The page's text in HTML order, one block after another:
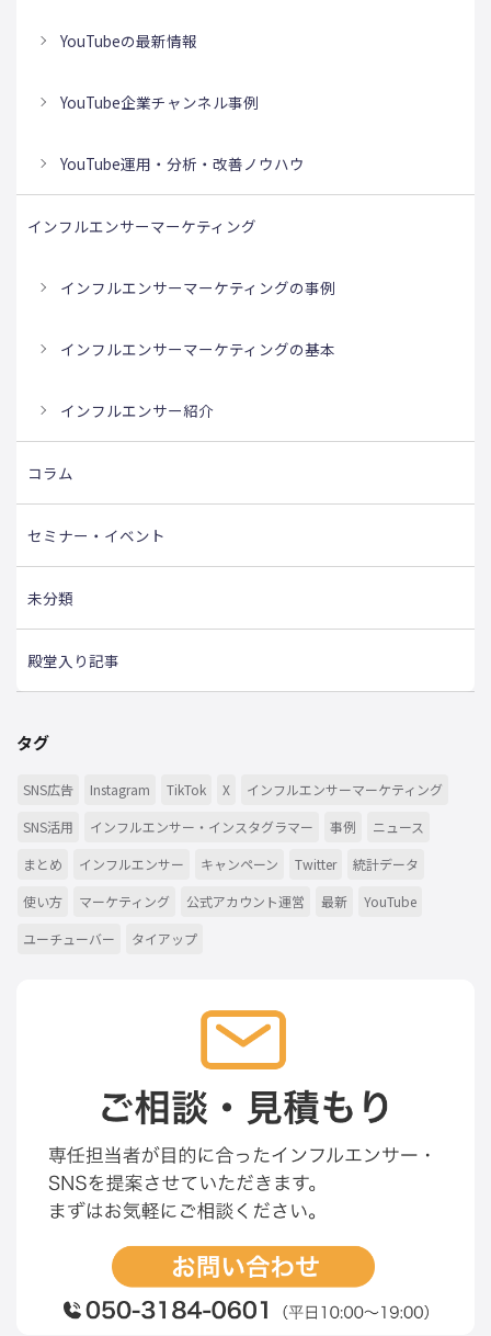
YouTubeの最新情報
YouTube企業チャンネル事例
YouTube運用・分析・改善ノウハウ
インフルエンサーマーケティング
インフルエンサーマーケティングの事例
インフルエンサーマーケティングの基本
インフルエンサー紹介
コラム
セミナー・イベント
未分類
殿堂入り記事
タグ
SNS広告 Instagram TikTok X
インフルエンサーマーケティング
SNS活用
インフルエンサー・インスタグラマー 事例
ニュース
まとめ
インフルエンサー キャンペーン Twitter
統計データ
使い方
マーケティング 公式アカウント運営 最新
YouTube
ユーチューバー
タイアップ